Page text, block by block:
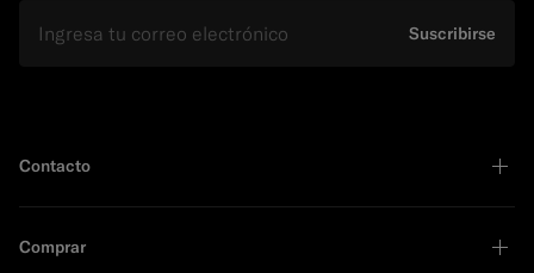
Suscribirse
Contacto
Comprar